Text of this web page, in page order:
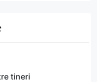
tineri